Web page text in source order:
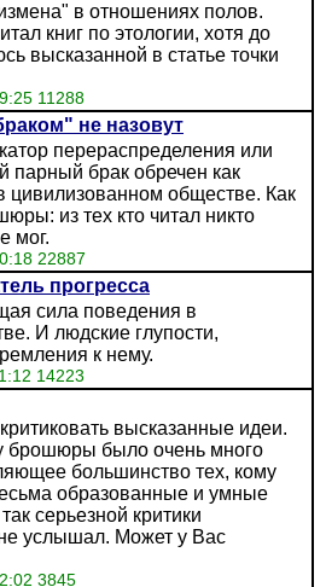
в отношениях полов.
книг по этологии, хотя до
высказанной в статье точки
11288
не назовут
перераспределения или
парный брак обречен как
цивилизованном обществе. Как
из тех кто читал никто
мог.
22887
прогресса
сила поведения в
И людские глупости,
к нему.
14223
высказанные идеи.
брошюры было очень много
большинство тех, кому
образованные и умные
серьезной критики
услышал. Может у Вас
3845